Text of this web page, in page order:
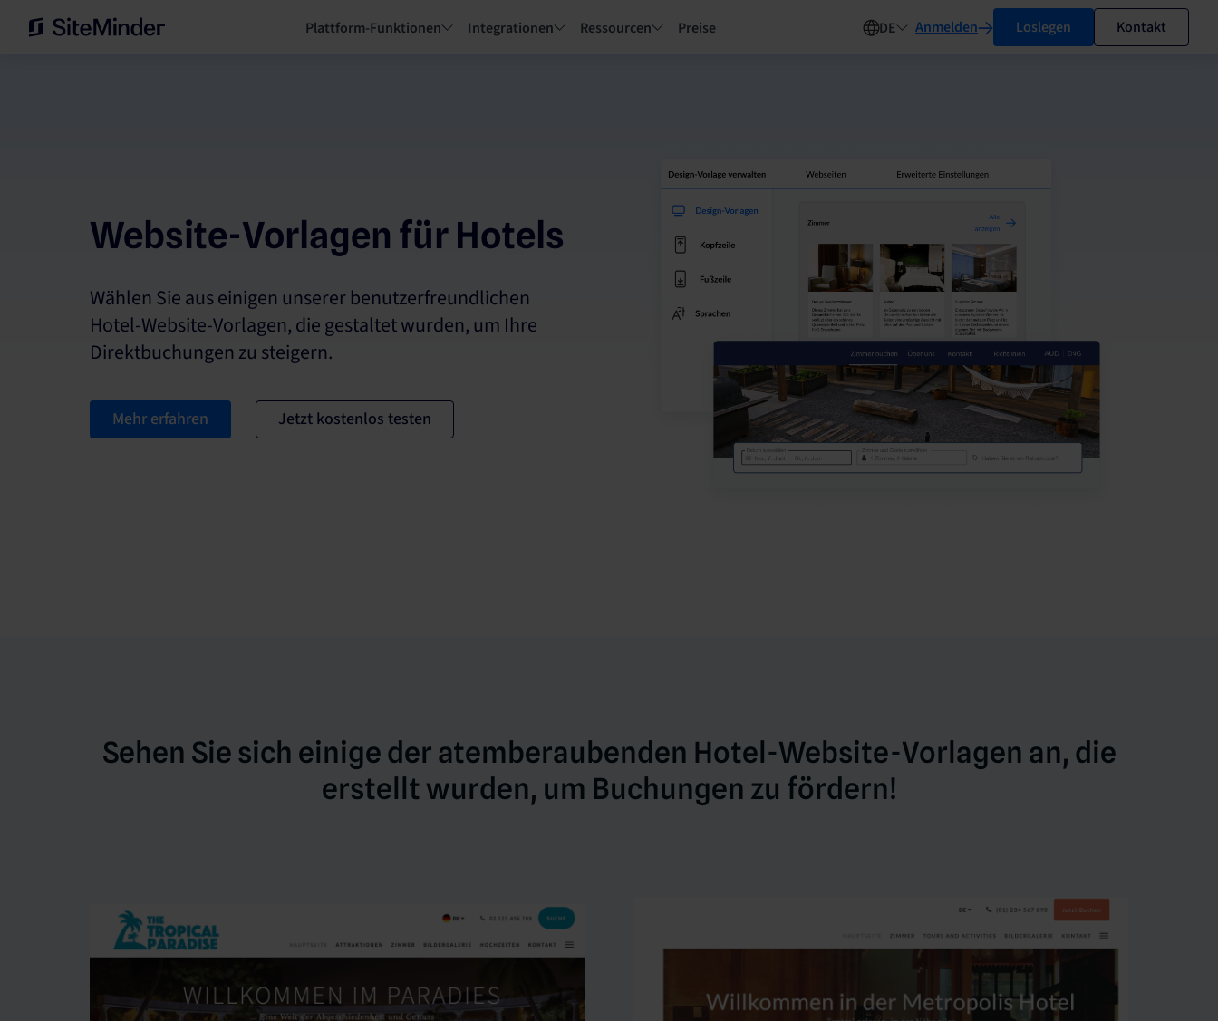
Plattform-Funktionen Integrationen Ressourcen Preise DE Anmelden Loslegen Kontakt
Website-Vorlagen für Hotels
Wählen Sie aus einigen unserer benutzerfreundlichen
Hotel-Website-Vorlagen, die gestaltet wurden, um Ihre
Direktbuchungen zu steigern.
Mehr erfahren Jetzt kostenlos testen
Sehen Sie sich einige der atemberaubenden Hotel-Website-Vorlagen an, die
erstellt wurden, um Buchungen zu fördern!